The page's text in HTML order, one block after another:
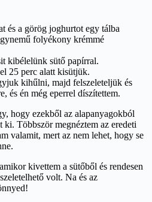
és a görög joghurtot egy tálba
folyékony krémmé
kibélelünk sütő papírral.
25 perc alatt kisütjük.
kihűlni, majd felszeleteljük és
és én még eperrel díszítettem.
hogy ezekből az alapanyagokból
Többször megnéztem az eredeti
valamit, mert az nem lehet, hogy se
kivettem a sütőből és rendesen
volt. Na és az